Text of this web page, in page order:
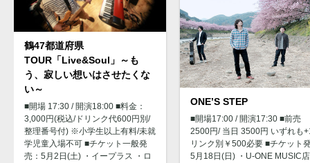
鶴47都道府県
TOUR「Live&Soul」～も
う、寂しい想いはさせたくな
い～
■開場 17:30 / 開演18:00 ■料金：
3,000円(税込/ドリンク代600円別/
整理番号付) ※小学生以上有料/未就
学児童入場不可 ■チケット一般発
売：5月2日(土) ・イープラス ・ロ
ONE’S STEP
■開場17:00 / 開演17:30 ■前売
2500円/ 当日 3500円 いずれも
リンク別￥500必要 ■チケット
5月18日(日) ・U-ONE MUSIC